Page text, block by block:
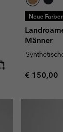
Neue Farben
Männer
Regular
€ 150,00